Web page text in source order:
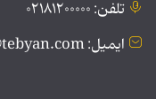
تلفن: ۰۲۱۸۱۲۰۰۰۰۰
ایمیل: public@tebyan.com